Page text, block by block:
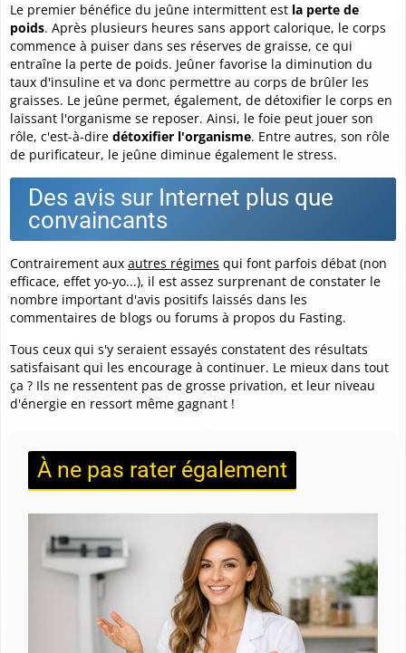
Le premier bénéfice du jeûne intermittent est la perte de
poids. Après plusieurs heures sans apport calorique, le corps
commence à puiser dans ses réserves de graisse, ce qui
entraîne la perte de poids. Jeûner favorise la diminution du
taux d'insuline et va donc permettre au corps de brûler les
graisses. Le jeûne permet, également, de détoxifier le corps en
laissant l'organisme se reposer. Ainsi, le foie peut jouer son
rôle, c'est-à-dire détoxifier l'organisme. Entre autres, son rôle
de purificateur, le jeûne diminue également le stress.
Des avis sur Internet plus que
convaincants
Contrairement aux autres régimes qui font parfois débat (non
efficace, effet yo-yo...), il est assez surprenant de constater le
nombre important d'avis positifs laissés dans les
commentaires de blogs ou forums à propos du Fasting.
Tous ceux qui s'y seraient essayés constatent des résultats
satisfaisant qui les encourage à continuer. Le mieux dans tout
ça ? Ils ne ressentent pas de grosse privation, et leur niveau
d'énergie en ressort même gagnant !
À ne pas rater également